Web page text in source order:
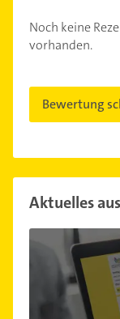
Noch keine
vorhanden.
Bewertung
Aktuelles